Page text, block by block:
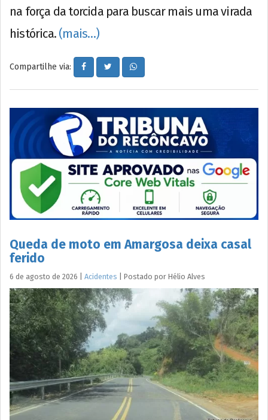
na força da torcida para buscar mais uma virada
histórica. (mais…)
Compartilhe via:
Queda de moto em Amargosa deixa casal
ferido
6 de agosto de 2026 Acidentes Postado por Hélio Alves